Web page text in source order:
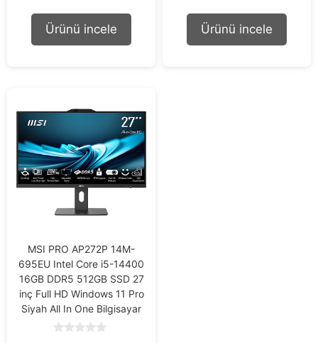
t
f
Ürünü incele
t
f
Ürünü incele
MSI PRO AP272P 14M-
695EU Intel Core i5-14400
16GB DDR5 512GB SSD 27
inç Full HD Windows 11 Pro
Siyah All In One Bilgisayar